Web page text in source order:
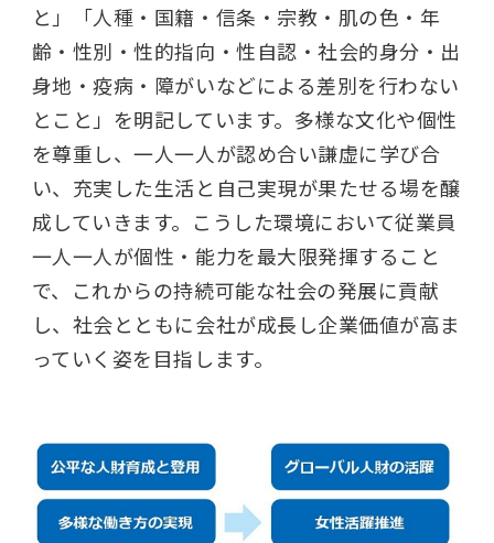
と」「人種・国籍・信条・宗教・肌の色・年
齢・性別・性的指向・性自認・社会的身分・出
身地・疫病・障がいなどによる差別を行わない
とこと」を明記しています。多様な文化や個性
を尊重し、一人一人が認め合い謙虚に学び合
い、充実した生活と自己実現が果たせる場を醸
成していきます。こうした環境において従業員
一人一人が個性・能力を最大限発揮すること
で、これからの持続可能な社会の発展に貢献
し、社会とともに会社が成長し企業価値が高ま
っていく姿を目指します。